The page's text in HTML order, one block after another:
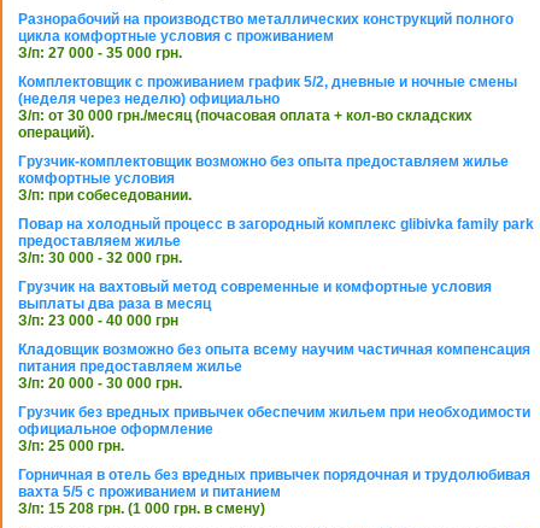
Разнорабочий на производство металлических конструкций полного
цикла комфортные условия с проживанием
З/п: 27 000 - 35 000 грн.
Комплектовщик с проживанием график 5/2, дневные и ночные смены
(неделя через неделю) официально
З/п: от 30 000 грн./месяц (почасовая оплата + кол-во складских
операций).
Грузчик-комплектовщик возможно без опыта предоставляем жилье
комфортные условия
З/п: при собеседовании.
Повар на холодный процесс в загородный комплекс glibivka family park
предоставляем жилье
З/п: 30 000 - 32 000 грн.
Грузчик на вахтовый метод современные и комфортные условия
выплаты два раза в месяц
З/п: 23 000 - 40 000 грн
Кладовщик возможно без опыта всему научим частичная компенсация
питания предоставляем жилье
З/п: 20 000 - 30 000 грн.
Грузчик без вредных привычек обеспечим жильем при необходимости
официальное оформление
З/п: 25 000 грн.
Горничная в отель без вредных привычек порядочная и трудолюбивая
вахта 5/5 с проживанием и питанием
З/п: 15 208 грн. (1 000 грн. в смену)